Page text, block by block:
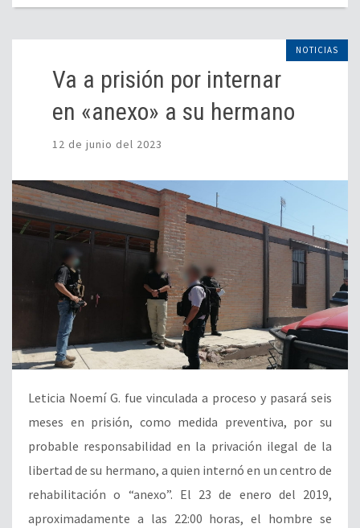
NOTICIAS
Va a prisión por internar
en «anexo» a su hermano
12 de junio del 2023
Leticia Noemí G. fue vinculada a proceso y pasará seis
meses en prisión, como medida preventiva, por su
probable responsabilidad en la privación ilegal de la
libertad de su hermano, a quien internó en un centro de
rehabilitación o “anexo”. El 23 de enero del 2019,
aproximadamente a las 22:00 horas, el hombre se